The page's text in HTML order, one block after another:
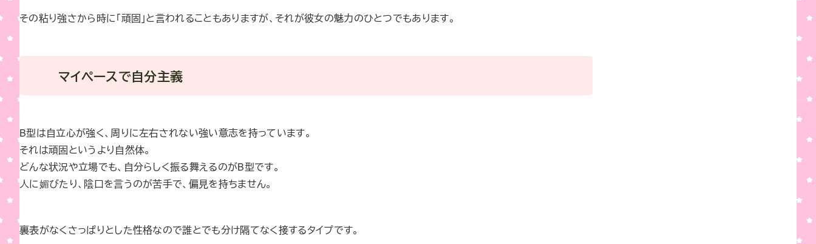
その粘り強さから時に「頑固」と言われることもありますが、それが彼女の魅力のひとつでもあります。
マイペースで自分主義
B型は自立心が強く、周りに左右されない強い意志を持っています。
それは頑固というより自然体。
どんな状況や立場でも、自分らしく振る舞えるのがB型です。
人に媚びたり、陰口を言うのが苦手で、偏見を持ちません。
裏表がなくさっぱりとした性格なので誰とでも分け隔てなく接するタイプです。